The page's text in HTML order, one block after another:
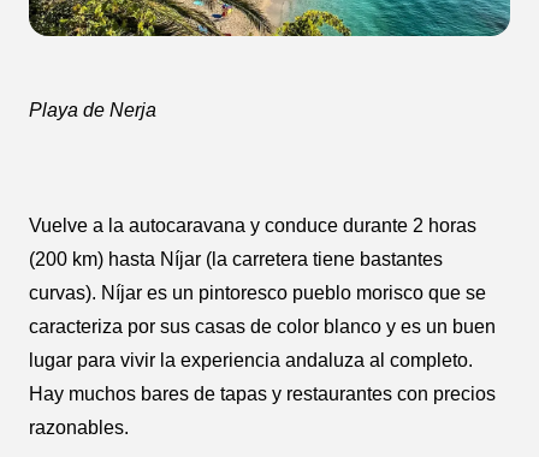
Playa de Nerja
Vuelve a la autocaravana y conduce durante 2 horas
(200 km) hasta Níjar (la carretera tiene bastantes
curvas). Níjar es un pintoresco pueblo morisco que se
caracteriza por sus casas de color blanco y es un buen
lugar para vivir la experiencia andaluza al completo.
Hay muchos bares de tapas y restaurantes con precios
razonables.